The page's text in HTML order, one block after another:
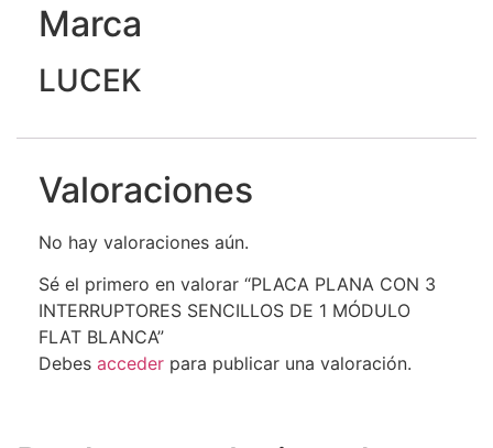
Marca
LUCEK
Valoraciones
No hay valoraciones aún.
Sé el primero en valorar “PLACA PLANA CON 3
INTERRUPTORES SENCILLOS DE 1 MÓDULO
FLAT BLANCA”
Debes acceder para publicar una valoración.